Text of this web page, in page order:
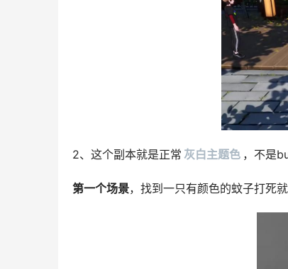
2、这个副本就是正常 灰白主题色 ，不是
第一个场景，找到一只有颜色的蚊子打死